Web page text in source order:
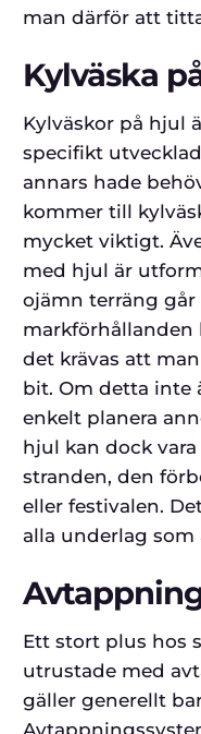
man därför att
Kylväska
Kylväskor på hjul
specifikt
annars hade
kommer till
mycket viktigt.
med hjul är
ojämn terräng
markförhållanden
det krävas att
bit. Om detta inte
enkelt planera
hjul kan dock
stranden, den
eller festivalen.
alla underlag som
Ett stort plus hos
utrustade med
gäller generellt